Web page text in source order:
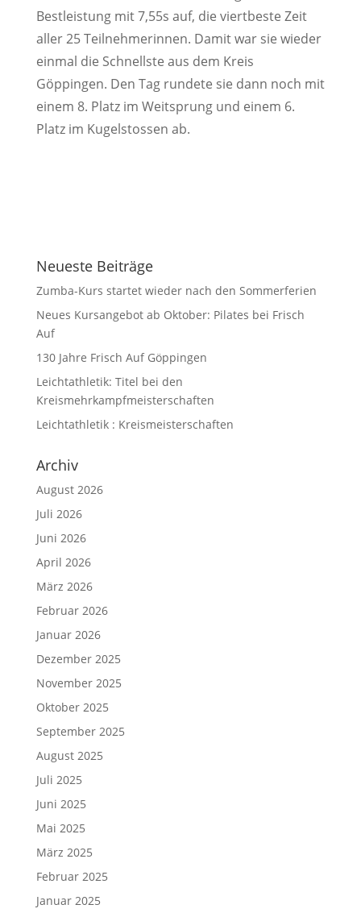
Bestleistung mit 7,55s auf, die viertbeste Zeit
aller 25 Teilnehmerinnen. Damit war sie wieder
einmal die Schnellste aus dem Kreis
Göppingen. Den Tag rundete sie dann noch mit
einem 8. Platz im Weitsprung und einem 6.
Platz im Kugelstossen ab.
Neueste Beiträge
Zumba-Kurs startet wieder nach den Sommerferien
Neues Kursangebot ab Oktober: Pilates bei Frisch
Auf
130 Jahre Frisch Auf Göppingen
Leichtathletik: Titel bei den
Kreismehrkampfmeisterschaften
Leichtathletik : Kreismeisterschaften
Archiv
August 2026
Juli 2026
Juni 2026
April 2026
März 2026
Februar 2026
Januar 2026
Dezember 2025
November 2025
Oktober 2025
September 2025
August 2025
Juli 2025
Juni 2025
Mai 2025
März 2025
Februar 2025
Januar 2025